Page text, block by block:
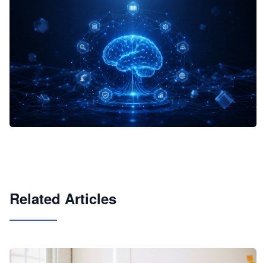
Related Articles